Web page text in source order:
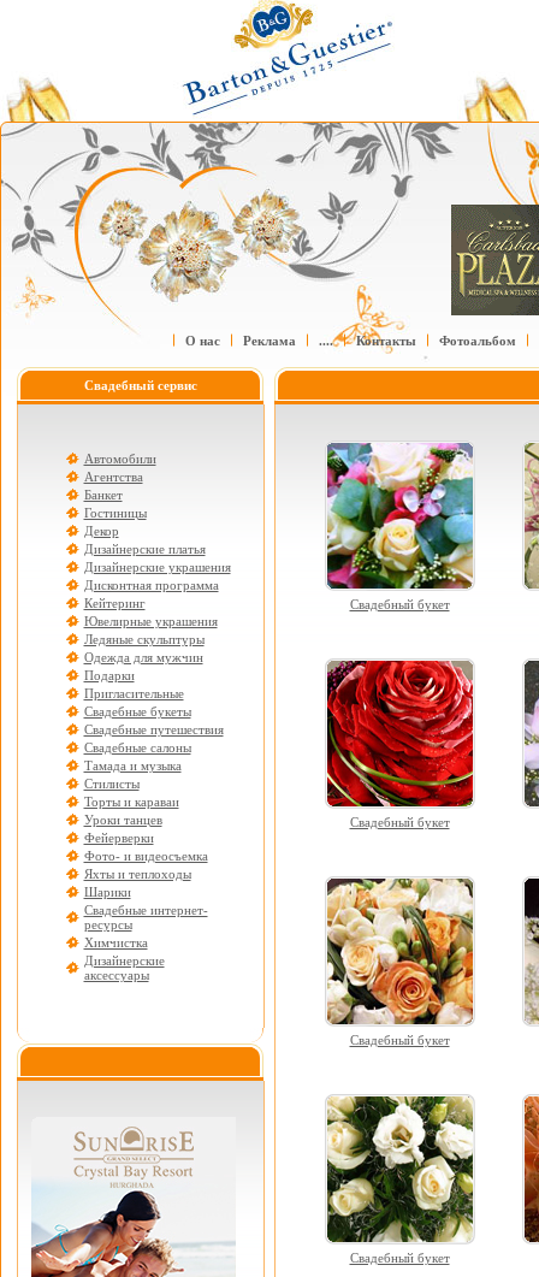
О нас Реклама .... Контакты Фотоальбом
Свадебный сервис
Автомобили
Агентства
Банкет
Гостиницы
Декор
Дизайнерские платья
Дизайнерские украшения
Дисконтная программа
Кейтеринг
Ювелирные украшения
Ледяные скульптуры
Одежда для мужчин
Подарки
Пригласительные
Свадебные букеты
Свадебные путешествия
Свадебные салоны
Тамада и музыка
Стилисты
Торты и караваи
Уроки танцев
Фейерверки
Фото- и видеосъемка
Яхты и теплоходы
Шарики
Свадебные интернет-
ресурсы
Химчистка
Дизайнерские
аксессуары
Свадебный букет
Свадебный букет
Свадебный букет
Свадебный букет